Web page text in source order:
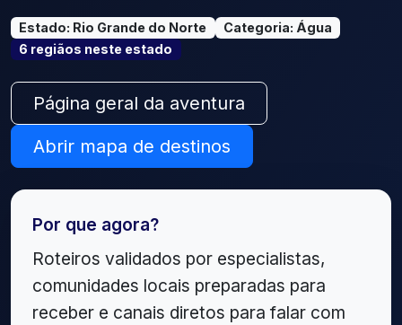
Estado: Rio Grande do Norte Categoria: Água
6 regiãos neste estado
Página geral da aventura
Abrir mapa de destinos
Por que agora?
Roteiros validados por especialistas,
comunidades locais preparadas para
receber e canais diretos para falar com